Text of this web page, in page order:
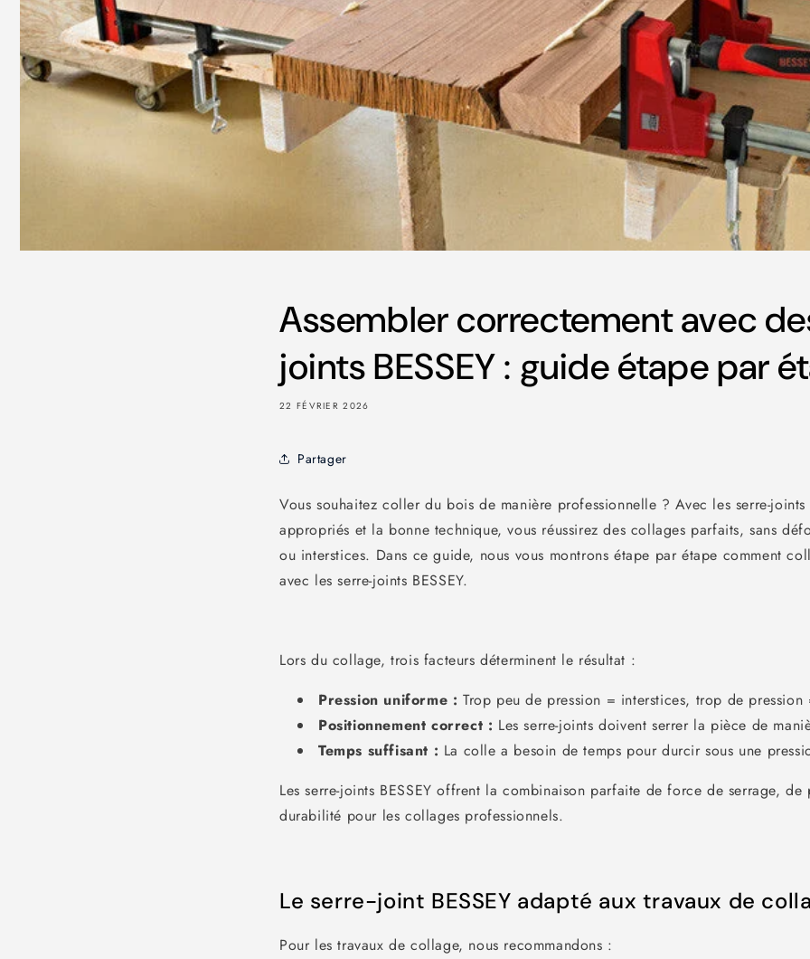
Assembler correctement avec
joints BESSEY : guide étape par
22 FÉVRIER 2026
Partager
Vous souhaitez coller du bois de manière professionnelle ? Avec les serre-joints
appropriés et la bonne technique, vous réussirez des collages parfaits, sans
ou interstices. Dans ce guide, nous vous montrons étape par étape comment
avec les serre-joints BESSEY.
Lors du collage, trois facteurs déterminent le résultat :
Pression uniforme : Trop peu de pression = interstices, trop de
Positionnement correct : Les serre-joints doivent serrer la pièce de
Temps suffisant : La colle a besoin de temps pour durcir sous une
Les serre-joints BESSEY offrent la combinaison parfaite de force de serrage,
durabilité pour les collages professionnels.
Le serre-joint BESSEY adapté aux travaux de
Pour les travaux de collage, nous recommandons :